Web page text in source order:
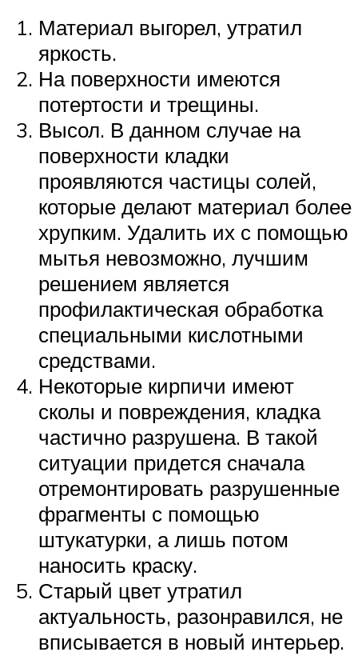
Материал выгорел, утратил
яркость.
На поверхности имеются
потертости и трещины.
Высол. В данном случае на
поверхности кладки
проявляются частицы солей,
которые делают материал более
хрупким. Удалить их с помощью
мытья невозможно, лучшим
решением является
профилактическая обработка
специальными кислотными
средствами.
Некоторые кирпичи имеют
сколы и повреждения, кладка
частично разрушена. В такой
ситуации придется сначала
отремонтировать разрушенные
фрагменты с помощью
штукатурки, а лишь потом
наносить краску.
Старый цвет утратил
актуальность, разонравился, не
вписывается в новый интерьер.